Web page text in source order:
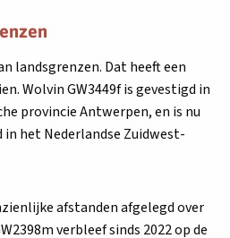
landsgrenzen. Dat heeft een
Wolvin GW3449f is gevestigd in
provincie Antwerpen, en is nu
het Nederlandse Zuidwest-
afstanden afgelegd over
verbleef sinds 2022 op de